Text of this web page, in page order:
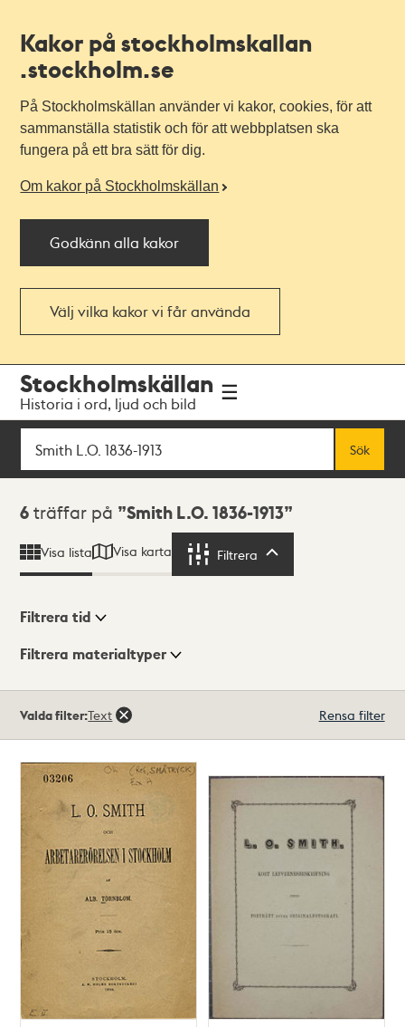
Kakor på stockholmskallan
.stockholm.se
På Stockholmskällan använder vi kakor, cookies, för att
sammanställa statistik och för att webbplatsen ska
fungera på ett bra sätt för dig.
Om kakor på Stockholmskällan
Godkänn alla kakor
Välj vilka kakor vi får använda
navigationen
huvudinnehållet
Stockholmskällan
Historia i ord, ljud och bild
Sök
Sök
Sökresultat
6 träffar på Smith L.O. 1836-1913
Visa lista Visa karta Filtrera
Visningsläge
Filtrera tid
Filtrera materialtyper
träffar
Valda filter:Text Rensa filter